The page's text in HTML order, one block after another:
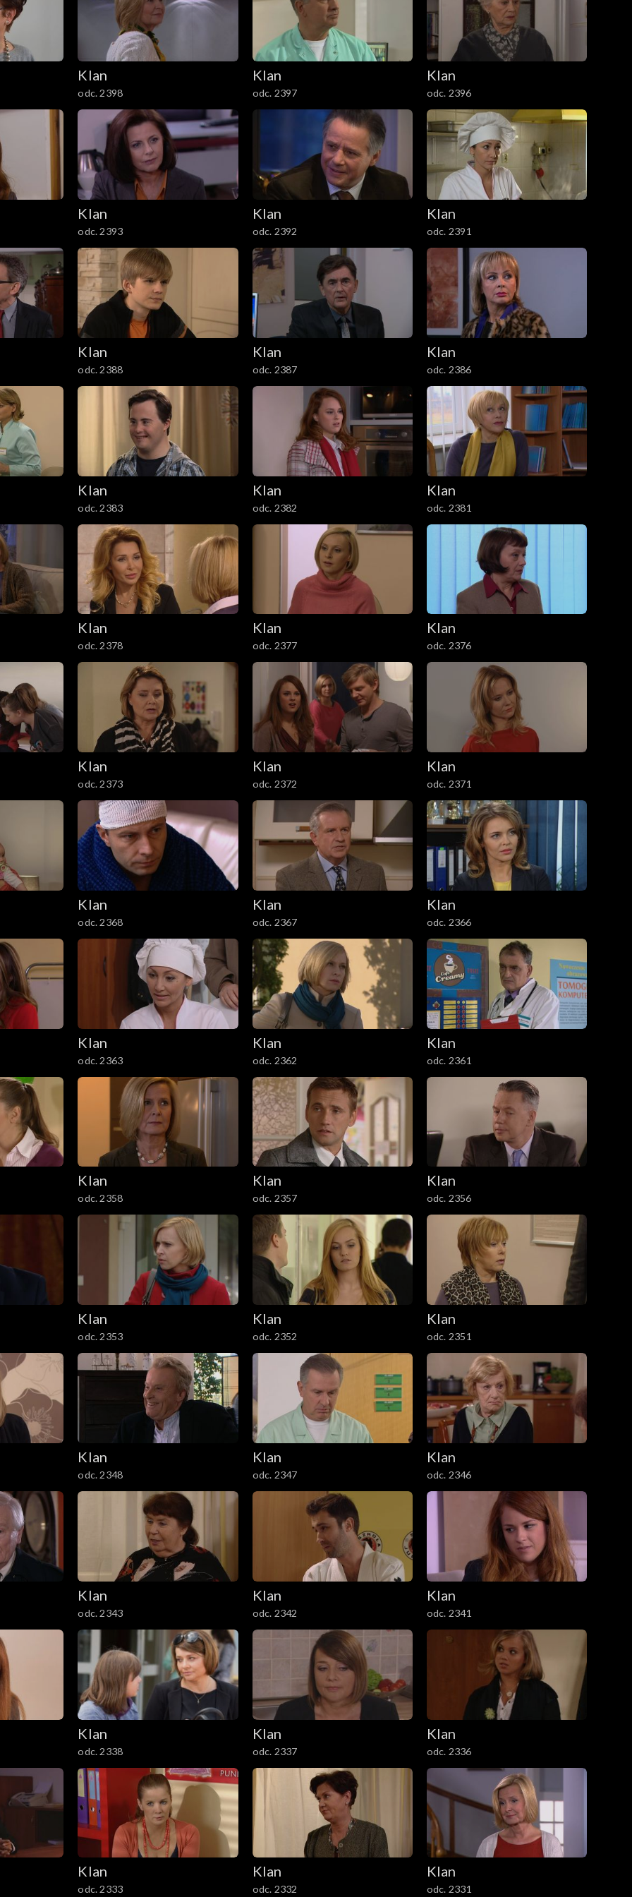
Klan
odc. 2398
Klan
odc. 2397
Klan
odc. 2396
Klan
odc. 2393
Klan
odc. 2392
Klan
odc. 2391
Klan
odc. 2388
Klan
odc. 2387
Klan
odc. 2386
Klan
odc. 2383
Klan
odc. 2382
Klan
odc. 2381
Klan
odc. 2378
Klan
odc. 2377
Klan
odc. 2376
Klan
odc. 2373
Klan
odc. 2372
Klan
odc. 2371
Klan
odc. 2368
Klan
odc. 2367
Klan
odc. 2366
Klan
odc. 2363
Klan
odc. 2362
Klan
odc. 2361
Klan
odc. 2358
Klan
odc. 2357
Klan
odc. 2356
Klan
odc. 2353
Klan
odc. 2352
Klan
odc. 2351
Klan
odc. 2348
Klan
odc. 2347
Klan
odc. 2346
Klan
odc. 2343
Klan
odc. 2342
Klan
odc. 2341
Klan
odc. 2338
Klan
odc. 2337
Klan
odc. 2336
Klan
odc. 2333
Klan
odc. 2332
Klan
odc. 2331